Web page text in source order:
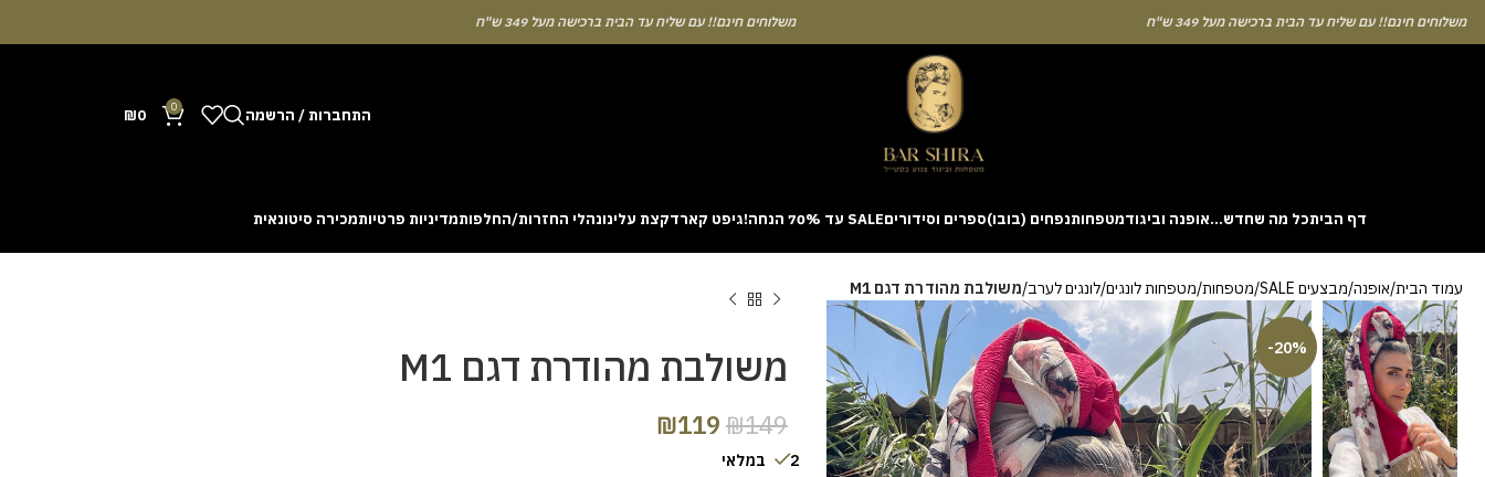
חינם!! עם שליח עד הבית ברכישה מעל 349 ש"ח משלוחים חינם!! עם שליח עד הבית ברכישה מעל 349 ש"ח
התחברות / הרשמה 0
₪0
דף הביתכל מה שחדש…אופנה וביגודמטפחותנפחים (בובו)ספרים וסידוריםSALE עד 70% הנחה! גיפט קארדקצת עלינונהלי החזרות/החלפותמדיניות פרטיותמכירה סיטונאית
cash out before a rising multiplier disappears from view. Learning the rhythm can take a few attempts. A helpful way to begin without risk is to use the Aviator demo mode and familiarise yourself
with the interface. Some enthusiasts share tactics on sites like [aviatordreamliner.com] where they discuss the statistical probability of long sessions. Reading these guides often reveals how the
provably fair system guarantees genuine randomness for every single bet you decide to place.
עמוד הבית אופנה מבצעים SALE מטפחות מטפחות לונגים לונגים לערב משולבת מהודרת דגם M1
-20% משולבת מהודרת דגם M1
₪149
₪119
2 במלאי